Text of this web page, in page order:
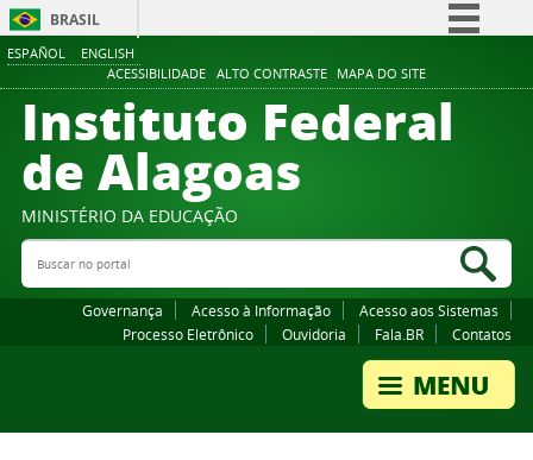
ESPAÑOL ENGLISH
ACESSIBILIDADE ALTO CONTRASTE MAPA DO SITE
BRASIL
Comunica BR
Participe
Canais
Instituto Federal
de Alagoas
MINISTÉRIO DA EDUCAÇÃO
Buscar no portal
Governança Acesso à Informação
Acesso aos Sistemas
Processo Eletrônico
Ouvidoria Fala.BR Contatos